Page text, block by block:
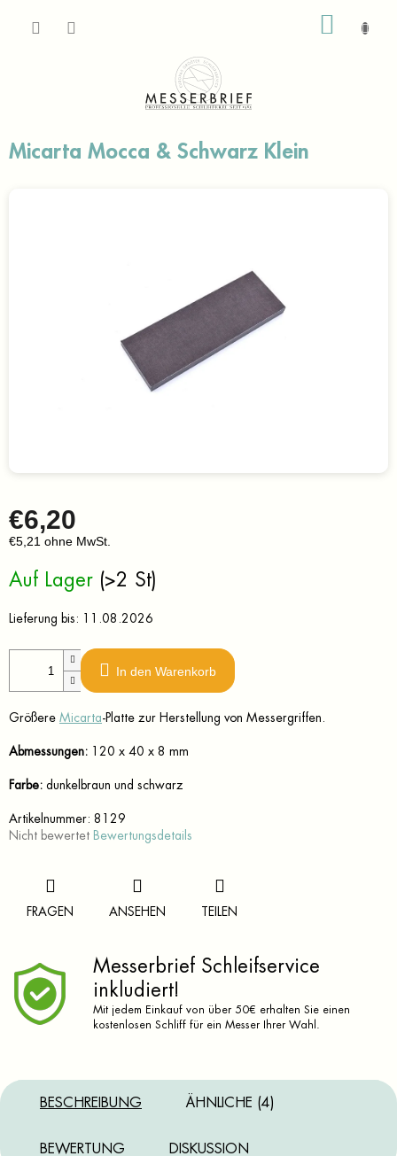
Micarta Mocca & Schwarz Klein
€6,20
€5,21 ohne MwSt.
Auf Lager (>2 St)
Lieferung bis: 11.08.2026
In den Warenkorb
Größere Micarta-Platte zur Herstellung von Messergriffen.
Abmessungen: 120 x 40 x 8 mm
Farbe: dunkelbraun und schwarz
Artikelnummer: 8129
Die
Nicht bewertet Bewertungsdetails
FRAGEN ANSEHEN TEILEN
Messerbrief Schleifservice
inkludiert!
Mit jedem Einkauf von über 50€ erhalten Sie einen
kostenlosen Schliff für ein Messer Ihrer Wahl.
BESCHREIBUNG ÄHNLICHE (4)
BEWERTUNG DISKUSSION